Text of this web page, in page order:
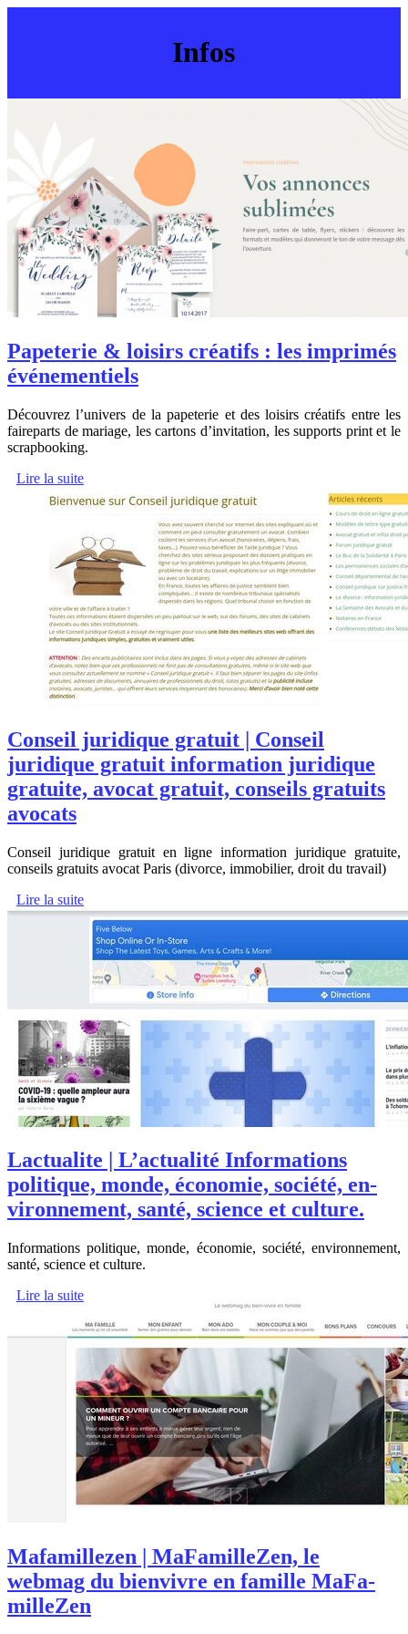
Infos
Papeterie & loisirs créatifs : les imprimés
événementiels
Découvrez l’univers de la papeterie et des loisirs créatifs entre les
faireparts de mariage, les cartons d’invitation, les supports print et le
scrapbooking.
Lire la suite
Conseil juridique gratuit | Conseil
juridique gratuit information juridique
gratuite, avocat gratuit, conseils gratuits
avocats
Conseil juridique gratuit en ligne information juridique gratuite,
conseils gratuits avocat Paris (divorce, immobilier, droit du travail)
Lire la suite
Lactualite | L’actualité Infor­ma­tions
politique, monde, économie, société, en­
viron­ne­ment, santé, science et culture.
Informations politique, monde, économie, société, environnement,
santé, science et culture.
Lire la suite
Mafamil­le­zen | MaFa­mil­leZen, le
webmag du bienvivre en famille MaFa­
mil­leZen